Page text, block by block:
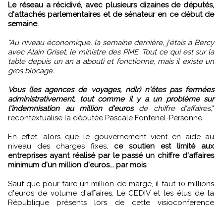
Le réseau a récidivé, avec plusieurs dizaines de députés,
d'attachés parlementaires et de sénateur en ce début de
semaine.
"Au niveau économique, la semaine dernière, j'étais à Bercy
avec Alain Griset, le ministre des PME. Tout ce qui est sur la
table depuis un an a abouti et fonctionne, mais il existe un
gros blocage.
Vous (les agences de voyages, ndlr) n'êtes pas fermées
administrativement, tout comme il y a un problème sur
l'indemnisation au million d'eurosde chiffre d'affaires,"
recontextualise la députée Pascale Fontenel-Personne.
En effet, alors que le gouvernement vient en aide au
niveau des charges fixes, ce soutien est limité aux
entreprises ayant réalisé par le passé un chiffre d'affaires
minimum d'un million d'euros... par mois.
Sauf que pour faire un million de marge, il faut 10 millions
d'euros de volume d'affaires. Le CEDIV et les élus de la
République présents lors de cette visioconférence